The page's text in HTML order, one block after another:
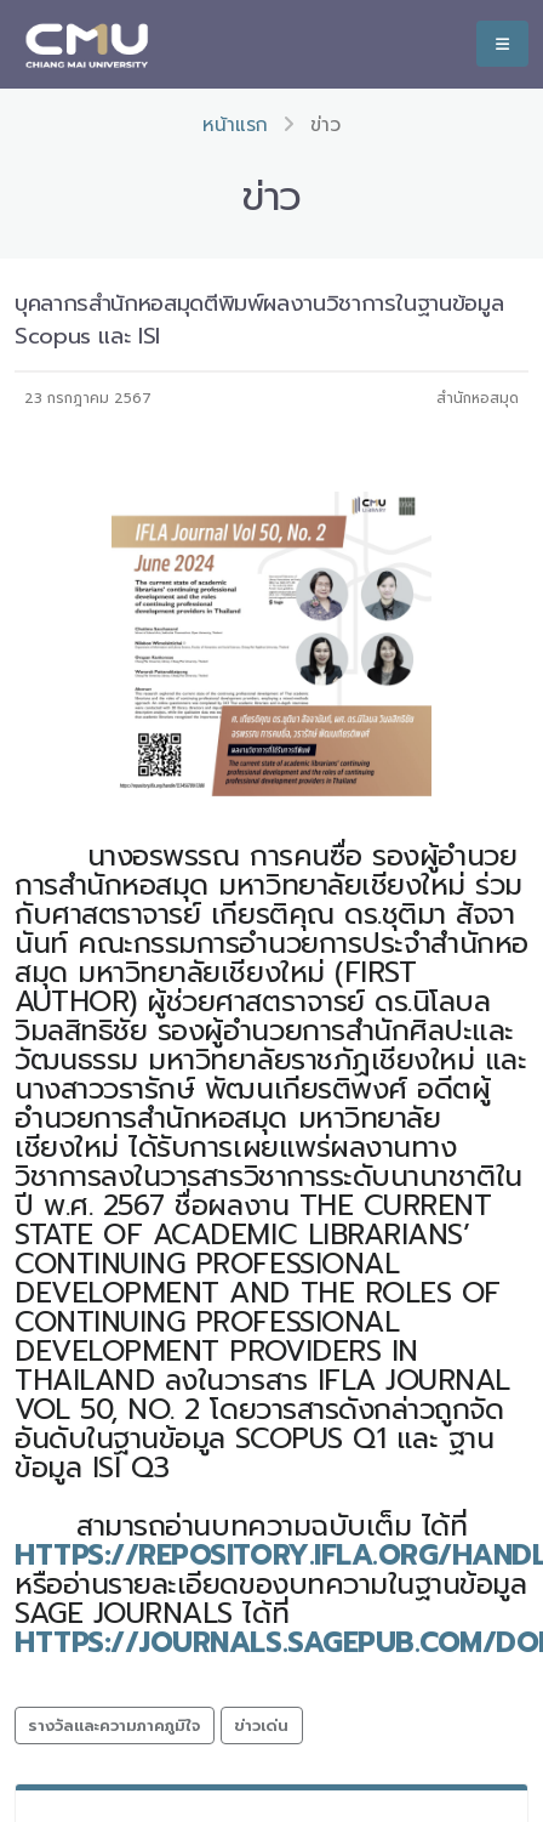
หน้าแรก ข่าว
ข่าว
บุคลากรสำนักหอสมุดตีพิมพ์ผลงานวิชาการในฐานข้อมูล
Scopus และ ISI
23 กรกฎาคม 2567 สำนักหอสมุด
นางอรพรรณ การคนซื่อ รองผู้อำนวย
การสำนักหอสมุด มหาวิทยาลัยเชียงใหม่ ร่วม
กับศาสตราจารย์ เกียรติคุณ ดร.ชุติมา สัจจา
นันท์ คณะกรรมการอำนวยการประจำสำนักหอ
สมุด มหาวิทยาลัยเชียงใหม่ (FIRST
AUTHOR) ผู้ช่วยศาสตราจารย์ ดร.นิโลบล
วิมลสิทธิชัย รองผู้อำนวยการสำนักศิลปะและ
วัฒนธรรม มหาวิทยาลัยราชภัฏเชียงใหม่ และ
นางสาววรารักษ์ พัฒนเกียรติพงศ์ อดีตผู้
อำนวยการสำนักหอสมุด มหาวิทยาลัย
เชียงใหม่ ได้รับการเผยแพร่ผลงานทาง
วิชาการลงในวารสารวิชาการระดับนานาชาติใน
ปี พ.ศ. 2567 ชื่อผลงาน THE CURRENT
STATE OF ACADEMIC LIBRARIANS’
CONTINUING PROFESSIONAL
DEVELOPMENT AND THE ROLES OF
CONTINUING PROFESSIONAL
DEVELOPMENT PROVIDERS IN
THAILAND ลงในวารสาร IFLA JOURNAL
VOL 50, NO. 2 โดยวารสารดังกล่าวถูกจัด
อันดับในฐานข้อมูล SCOPUS Q1 และ ฐาน
ข้อมูล ISI Q3
สามารถอ่านบทความฉบับเต็ม ได้ที่
HTTPS://REPOSITORY.IFLA.ORG/
หรืออ่านรายละเอียดของบทความในฐานข้อมูล
SAGE JOURNALS ได้ที่
HTTPS://JOURNALS.SAGEPUB.COM/
รางวัลและความภาคภูมิใจ ข่าวเด่น